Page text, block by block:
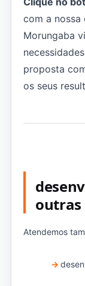
com a nossa
Morungaba
proposta
os seus
outras
Atendemos